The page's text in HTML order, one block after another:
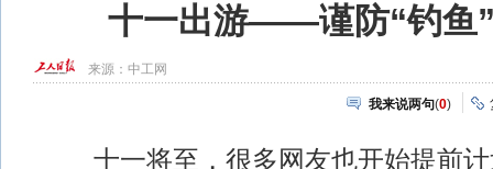
十一出游——谨防“钓鱼
来源： 中工网
我来说两句(0)
十一将至，很多网友也开始提前计